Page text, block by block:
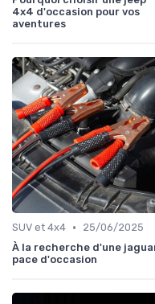
4x4 d'occasion pour vos
aventures
SUV et 4x4 •
25/06/2025
À la recherche d'une
pace d'occasion